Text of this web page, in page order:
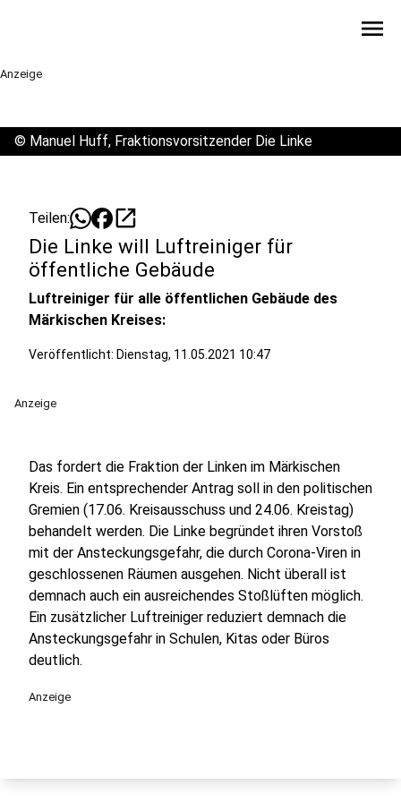
menu
Anzeige
© Manuel Huff, Fraktionsvorsitzender Die Linke
Teilen: open_in_new
Die Linke will Luftreiniger für
öffentliche Gebäude
Luftreiniger für alle öffentlichen Gebäude des
Märkischen Kreises:
Veröffentlicht: Dienstag, 11.05.2021 10:47
Anzeige
Das fordert die Fraktion der Linken im Märkischen
Kreis. Ein entsprechender Antrag soll in den politischen
Gremien (17.06. Kreisausschuss und 24.06. Kreistag)
behandelt werden. Die Linke begründet ihren Vorstoß
mit der Ansteckungsgefahr, die durch Corona-Viren in
geschlossenen Räumen ausgehen. Nicht überall ist
demnach auch ein ausreichendes Stoßlüften möglich.
Ein zusätzlicher Luftreiniger reduziert demnach die
Ansteckungsgefahr in Schulen, Kitas oder Büros
deutlich.
Anzeige